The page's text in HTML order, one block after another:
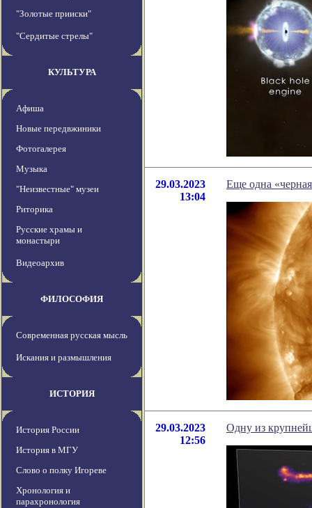
"Золотые прииски"
"Сердитые стрелы"
КУЛЬТУРА
Афиша
Новые передвжиники
Фотогалерея
Музыка
"Неизвестные" музеи
Риторика
Русские храмы и
монастыри
Видеоархив
ФИЛОСОФИЯ
Современная русская мысль
Искания и размышления
ИСТОРИЯ
История России
История в МГУ
Слово о полку Игореве
Хронология и
парахронология
29.03.2023
13:04
Еще одна
29.03.2023
12:56
Одну из